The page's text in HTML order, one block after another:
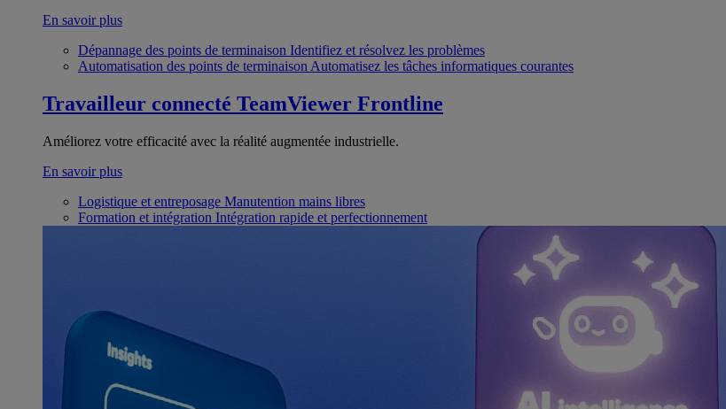
En savoir plus
Dépannage des points de terminaison Identifiez et résolvez les problèmes
Automatisation des points de terminaison Automatisez les tâches informatiques courantes
Travailleur connecté TeamViewer Frontline
Améliorez votre efficacité avec la réalité augmentée industrielle.
En savoir plus
Logistique et entreposage Manutention mains libres
Formation et intégration Intégration rapide et perfectionnement